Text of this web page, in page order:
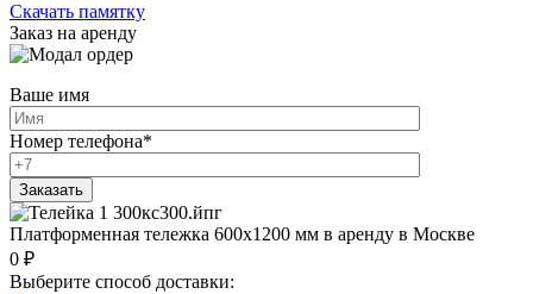
Скачать памятку
Заказ на аренду
Ваше имя
Номер телефона*
Платформенная тележка 600х1200 мм в аренду в Москве
0 ₽
Выберите способ доставки: